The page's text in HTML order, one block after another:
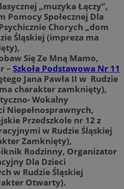
„muzyka Łączy”,
Pomocy Społecznej Dla
Chorych „dom
Śląskiej (impreza ma
Się Ze Mną Mamo,
– Szkoła Podstawowa Nr 11
Jana Pawła II w Rudzie
charakter zamknięty),
Wokalny
Niepełnosprawnych,
Przedszkole nr 12 z
w Rudzie Śląskiej
Zamknięty),
Rodzinny, Organizator
Dla Dzieci
w Rudzie Śląskiej
Otwarty).